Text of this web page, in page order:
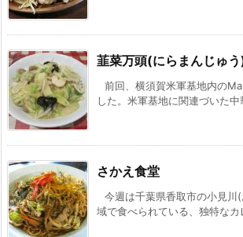
韮菜万頭(にらまんじゅ
前回、横須賀米軍基地内の
した。米軍基地に関連づいた中
さかえ食堂
今週は千葉県香取市の小見川
域で食べられている、独特なカ